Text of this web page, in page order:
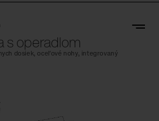
s operadlom
dosiek, oceľové nohy, integrovaný